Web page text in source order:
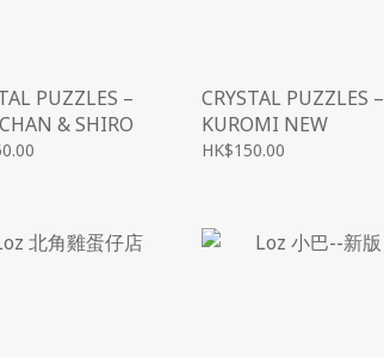
PUZZLES –
& SHIRO
CRYSTAL PUZZLES –
KUROMI NEW
HK$150.00